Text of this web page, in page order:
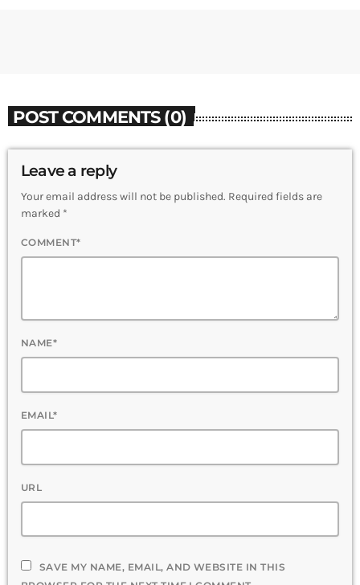
POST COMMENTS (0)
Leave a reply
Your email address will not be published. Required fields are
marked *
COMMENT*
NAME*
EMAIL*
URL
SAVE MY NAME, EMAIL, AND WEBSITE IN THIS